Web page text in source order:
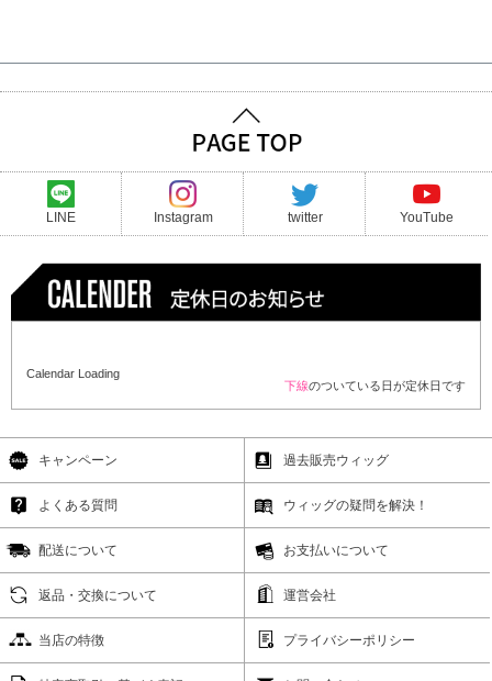
LINE Instagram twitter YouTube
Calendar Loading
下線のついている日が定休日です
キャンペーン 過去販売ウィッグ
よくある質問 ウィッグの疑問を解決！
配送について お支払いについて
返品・交換について 運営会社
当店の特徴 プライバシーポリシー